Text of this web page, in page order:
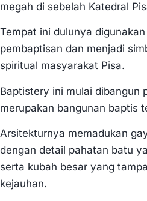
megah di sebelah Katedral
Tempat ini dulunya
pembaptisan dan menjadi
spiritual masyarakat Pisa.
Baptistery ini mulai dibangun
merupakan bangunan baptis
Arsitekturnya memadukan
dengan detail pahatan batu
serta kubah besar yang
kejauhan.